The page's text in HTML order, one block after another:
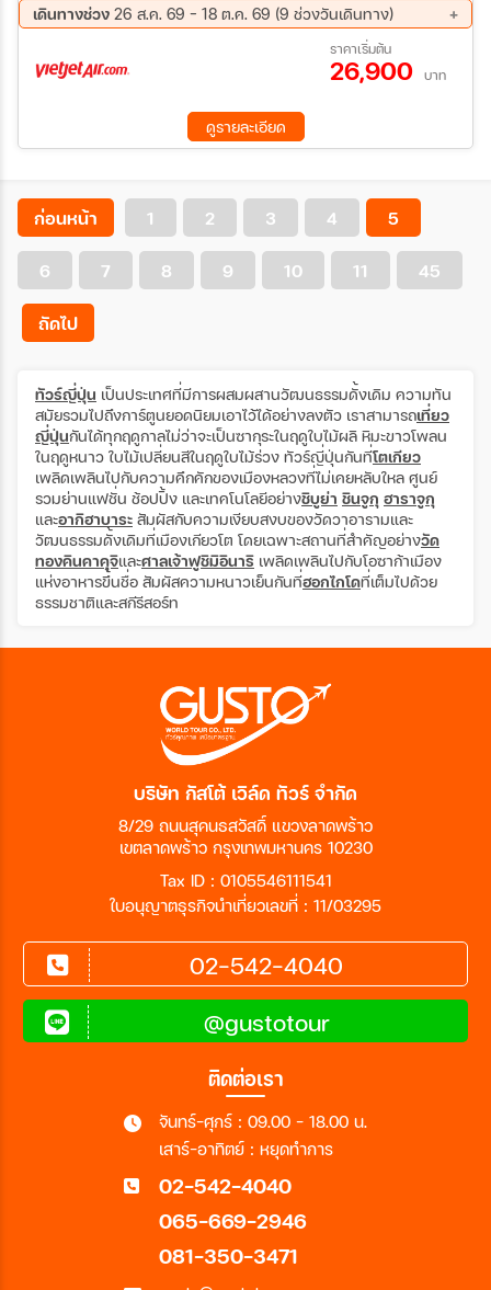
ปลานิชิกิ - ช้อปจุใจชินไซบาชิและอิออนมอลล์
เดินทางช่วง 26 ส.ค. 69 - 18 ต.ค. 69 (9 ช่วงวันเดินทาง)
09 ก.ย. 69 - 13 ก.ย. 69
11 ก.ย. 69 - 15 ก.ย. 69
18 ก.ย. 69 - 22 ก.ย. 69
30 ก.ย. 69 - 04 ต.ค. 69
07 ต.ค. 69 - 11 ต.ค. 69
ราคาเริ่มต้น
26,900 บาท
ดูรายละเอียด
ก่อนหน้า 1 2 3 4 5
6 7 8 9 10 11 45
ถัดไป
ทัวร์ญี่ปุ่น เป็นประเทศที่มีการผสมผสานวัฒนธรรมดั้งเดิม ความทัน
สมัยรวมไปถึงการ์ตูนยอดนิยมเอาไว้ได้อย่างลงตัว เราสามารถเที่ยว
ญี่ปุ่นกันได้ทุกฤดูกาลไม่ว่าจะเป็นซากุระในฤดูใบไม้ผลิ หิมะขาวโพลน
ในฤดูหนาว ใบไม้เปลี่ยนสีในฤดูใบไม้ร่วง ทัวร์ญี่ปุ่นกันที่โตเกียว
เพลิดเพลินไปกับความคึกคักของเมืองหลวงที่ไม่เคยหลับใหล ศูนย์
รวมย่านแฟชั่น ช้อปปิ้ง และเทคโนโลยีอย่างชิบูย่า ชินจูกุ ฮาราจูกุ
และอากิฮาบาระ สัมผัสกับความเงียบสงบของวัดวาอารามและ
วัฒนธรรมดั้งเดิมที่เมืองเกียวโต โดยเฉพาะสถานที่สำคัญอย่างวัด
ทองคินคาคุจิและศาลเจ้าฟูชิมิอินาริ เพลิดเพลินไปกับโอซาก้าเมือง
แห่งอาหารขึ้นชื่อ สัมผัสความหนาวเย็นกันที่ฮอกไกโดที่เต็มไปด้วย
ธรรมชาติและสกีรีสอร์ท
บริษัท กัสโต้ เวิล์ด ทัวร์ จำกัด
8/29 ถนนสุคนธสวัสดิ์ แขวงลาดพร้าว
เขตลาดพร้าว กรุงเทพมหานคร 10230
Tax ID : 0105546111541
ใบอนุญาตธุรกิจนำเที่ยวเลขที่ : 11/03295
02-542-4040
@gustotour
ติดต่อเรา
จันทร์-ศุกร์ : 09.00 - 18.00 น.
เสาร์-อาทิตย์ : หยุดทำการ
02-542-4040
065-669-2946
081-350-3471